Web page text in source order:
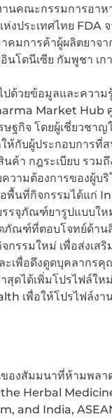
านคณะกรรมการอาห
งประเทศไทย FDA
าคมการค้าผู้ผลิตยาจ
อินโดนีเซีย กัมพูชา เ
ปด้วยข้อมูลและควา
Market Hub
ษฐกิจ โดยผู้เชี่ยวชาญ
ห้กับผู้ประกอบการที่
ค้า กฎระเบียบ รวมถึ
วามต้องการของผู้บ
อพื้นที่กิจกรรมได้แก่
รรจุภัณฑ์ยารูปแบบให
ภัณฑ์ที่ตอบโจทย์ด้าน
กรรมใหม่ เพื่อส่งเส
ะเพื่อดึงดูดบุคลากร
สุดได้เพิ่มโปรไฟล์ใ
เพื่อให้โปรไฟล์งา
องสัมมนาที่ห้ามพลา
Herbal
and India,